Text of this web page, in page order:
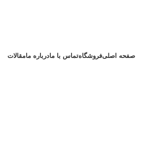
صفحه اصلیفروشگاهتماس با مادرباره مامقالات